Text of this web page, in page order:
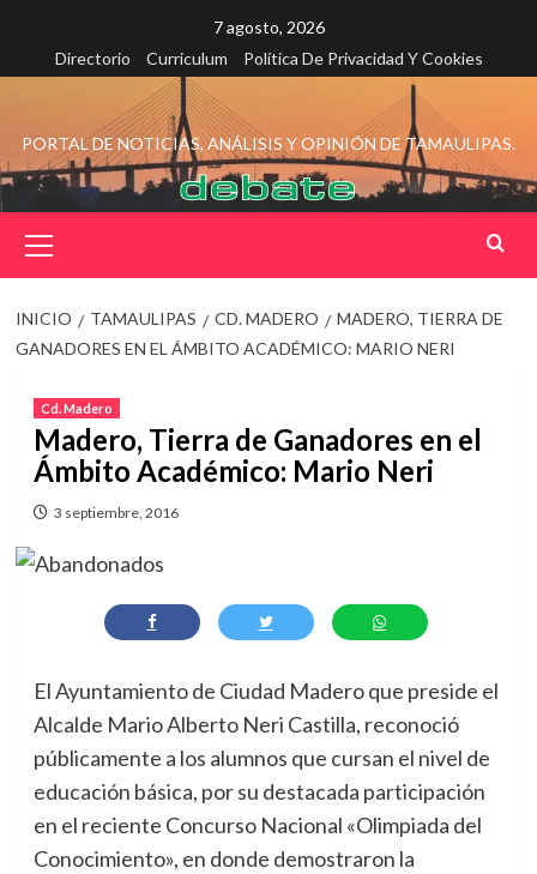
contenido
7 agosto, 2026
Directorio
Curriculum Política De Privacidad Y Cookies
PORTAL DE NOTICIAS, ANÁLISIS Y OPINIÓN DE TAMAULIPAS.
principal
INICIO TAMAULIPAS CD. MADERO
MADERO, TIERRA DE
GANADORES EN EL ÁMBITO ACADÉMICO: MARIO NERI
Cd. Madero
Madero, Tierra de Ganadores en el
Ámbito Académico: Mario Neri
3 septiembre, 2016
El Ayuntamiento de Ciudad Madero que preside el
Alcalde Mario Alberto Neri Castilla, reconoció
públicamente a los alumnos que cursan el nivel de
educación básica, por su destacada participación
en el reciente Concurso Nacional «Olimpiada del
Conocimiento», en donde demostraron la